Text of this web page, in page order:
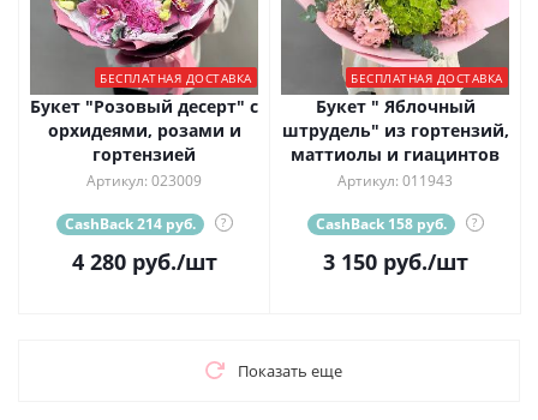
БЕСПЛАТНАЯ ДОСТАВКА
Букет "Розовый десерт" с
орхидеями, розами и
гортензией
Артикул: 023009
CashBack 214 руб. ?
4 280руб./шт
БЕСПЛАТНАЯ ДОСТАВКА
Букет " Яблочный
штрудель" из гортензий,
маттиолы и гиацинтов
Артикул: 011943
CashBack 158 руб. ?
3 150руб./шт
Показать еще